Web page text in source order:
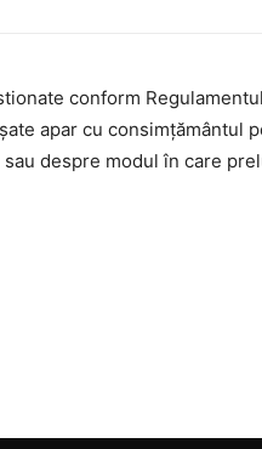
conform
apar cu consimțământul
despre modul în care